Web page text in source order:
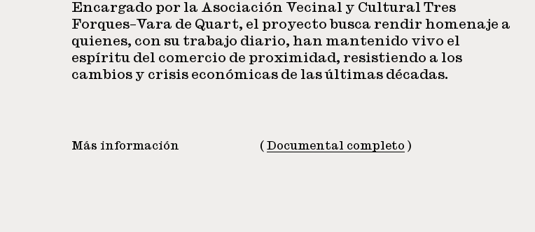
Encargado por la Asociación Vecinal y Cultural Tres
Forques–Vara de Quart, el proyecto busca rendir homenaje a
quienes, con su trabajo diario, han mantenido vivo el
espíritu del comercio de proximidad, resistiendo a los
cambios y crisis económicas de las últimas décadas.
Más información ( Documental completo )